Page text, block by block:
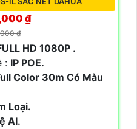
₫
₫
HD 1080P .
: IP POE.
Color 30m Có Màu
Loại.
AI.